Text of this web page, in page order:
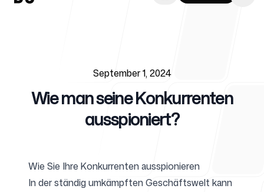
StartseiteSeptember 1, 2024
Wie man seine Konkurrenten
ausspioniert?
Wie Sie Ihre Konkurrenten ausspionieren
In der ständig umkämpften Geschäftswelt kann